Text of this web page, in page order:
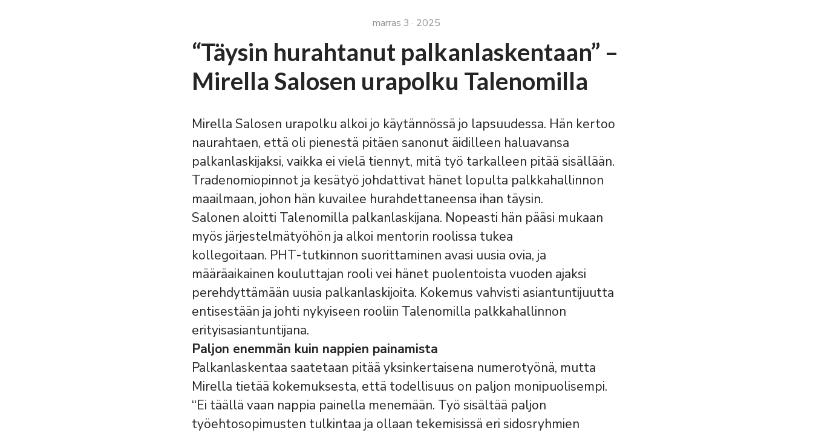
marras 3 · 2025
“Täysin hurahtanut palkanlaskentaan” –
Mirella Salosen urapolku Talenomilla
Mirella Salosen urapolku alkoi jo käytännössä jo lapsuudessa. Hän kertoo
naurahtaen, että oli pienestä pitäen sanonut äidilleen haluavansa
palkanlaskijaksi, vaikka ei vielä tiennyt, mitä työ tarkalleen pitää sisällään.
Tradenomiopinnot ja kesätyö johdattivat hänet lopulta palkkahallinnon
maailmaan, johon hän kuvailee hurahdettaneensa ihan täysin.
Salonen aloitti Talenomilla palkanlaskijana. Nopeasti hän pääsi mukaan
myös järjestelmätyöhön ja alkoi mentorin roolissa tukea
kollegoitaan. PHT-tutkinnon suorittaminen avasi uusia ovia, ja
määräaikainen kouluttajan rooli vei hänet puolentoista vuoden ajaksi
perehdyttämään uusia palkanlaskijoita. Kokemus vahvisti asiantuntijuutta
entisestään ja johti nykyiseen rooliin Talenomilla palkkahallinnon
erityisasiantuntijana.
Paljon enemmän kuin nappien painamista
Palkanlaskentaa saatetaan pitää yksinkertaisena numerotyönä, mutta
Mirella tietää kokemuksesta, että todellisuus on paljon monipuolisempi.
“Ei täällä vaan nappia painella menemään. Työ sisältää paljon
työehtosopimusten tulkintaa ja ollaan tekemisissä eri sidosryhmien